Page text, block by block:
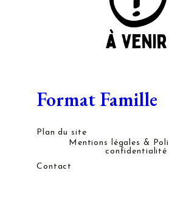
Format Famille
Plan du site
Mentions légales &
confidentialité
Contact